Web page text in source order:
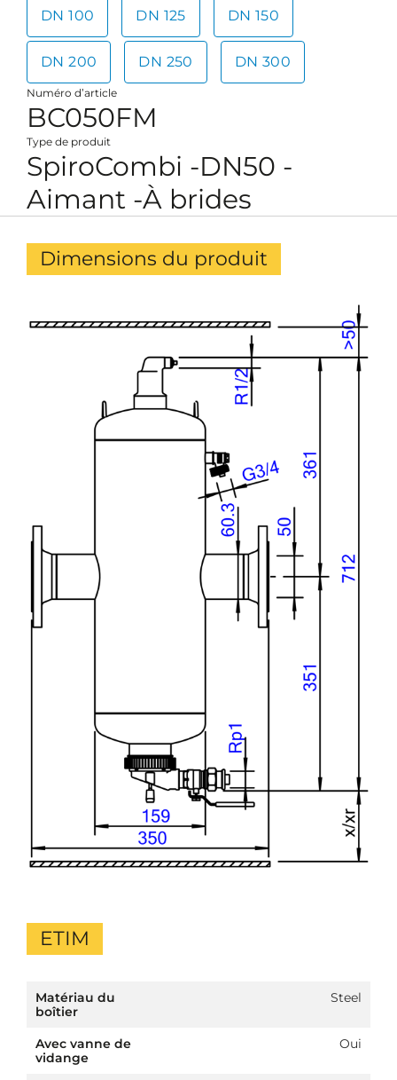
DN 100 DN 125 DN 150
DN 200 DN 250 DN 300
Numéro d’article
BC050FM
Type de produit
SpiroCombi -DN50 -
Aimant -À brides
Dimensions du produit
ETIM
Matériau du
boîtier
Steel
Avec vanne de
vidange
Oui